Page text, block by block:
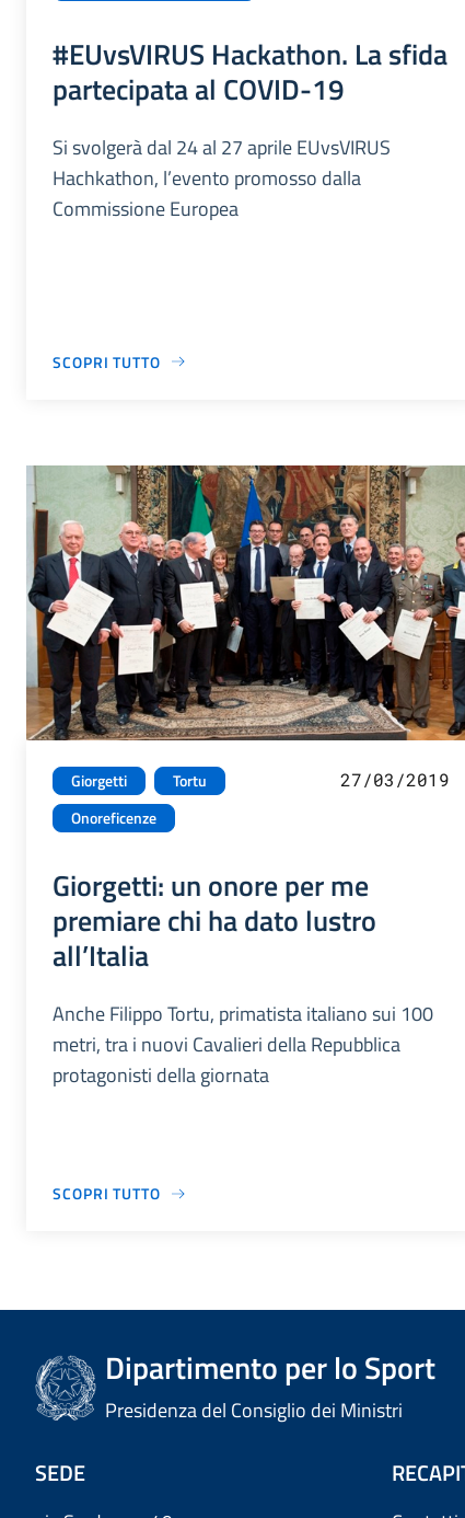
#EUvsVIRUS Hackathon. La sfida
partecipata al COVID-19
Si svolgerà dal 24 al 27 aprile EUvsVIRUS
Hachkathon, l’evento promosso dalla
Commissione Europea
SCOPRI TUTTO
Giorgetti
Tortu
Onoreficenze
27/03/2019
Giorgetti: un onore per me
premiare chi ha dato lustro
all’Italia
Anche Filippo Tortu, primatista italiano sui 100
metri, tra i nuovi Cavalieri della Repubblica
protagonisti della giornata
SCOPRI TUTTO
Dipartimento per lo Sport
Presidenza del Consiglio dei Ministri
SEDE